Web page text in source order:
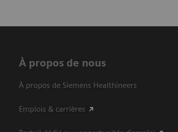
À propos de nous
À propos de Siemens Healthineers
Emplois & carrières